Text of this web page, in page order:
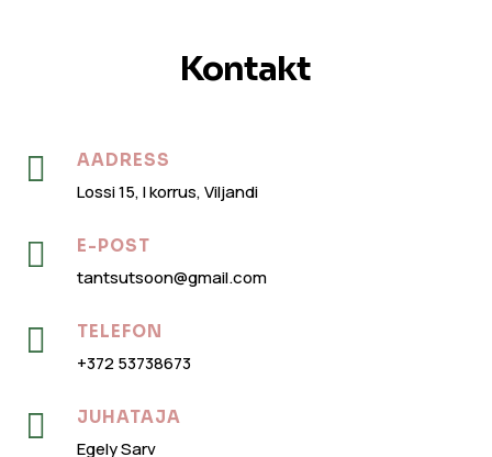
Kontakt
 AADRESS
Lossi 15, I korrus, Viljandi
 E-POST
tantsutsoon@gmail.com
 TELEFON
+372 53738673
 JUHATAJA
Egely Sarv